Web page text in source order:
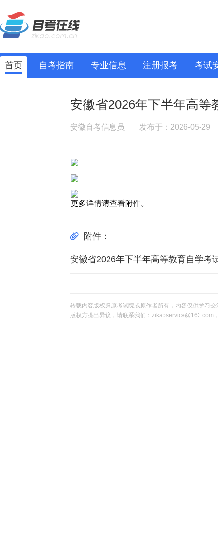
首页 自考指南 专业信息 注册报考 考试
安徽省2026年下半年高等
安徽自考信息员 发布于：2026-05-29
更多详情请查看附件。
附件：
安徽省2026年下半年高等教育自学考
转载内容版权归原考试院或原作者所有，内容仅供学习
版权方提出异议，请联系我们：zikaoservice@163.com